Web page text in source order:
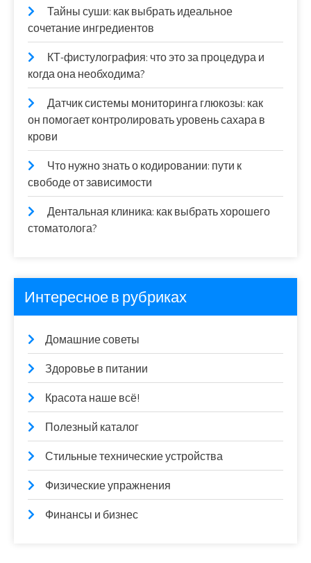
Тайны суши: как выбрать идеальное
сочетание ингредиентов
КТ-фистулография: что это за процедура и
когда она необходима?
Датчик системы мониторинга глюкозы: как
он помогает контролировать уровень сахара в
крови
Что нужно знать о кодировании: пути к
свободе от зависимости
Дентальная клиника: как выбрать хорошего
стоматолога?
Интересное в рубриках
Домашние советы
Здоровье в питании
Красота наше всё!
Полезный каталог
Стильные технические устройства
Физические упражнения
Финансы и бизнес